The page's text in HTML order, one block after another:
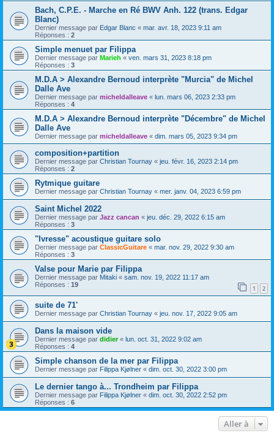
Bach, C.P.E. - Marche en Ré BWV Anh. 122 (trans. Edgar
Blanc)
Dernier message par Edgar Blanc « mar. avr. 18, 2023 9:11 am
Réponses : 2
Simple menuet par Filippa
Dernier message par Marieh « ven. mars 31, 2023 8:18 pm
Réponses : 3
M.D.A > Alexandre Bernoud interprète "Murcia" de Michel
Dalle Ave
Dernier message par micheldalleave « lun. mars 06, 2023 2:33 pm
Réponses : 4
M.D.A > Alexandre Bernoud interprète "Décembre" de Michel
Dalle Ave
Dernier message par micheldalleave « dim. mars 05, 2023 9:34 pm
composition+partition
Dernier message par Christian Tournay « jeu. févr. 16, 2023 2:14 pm
Réponses : 2
Rytmique guitare
Dernier message par Christian Tournay « mer. janv. 04, 2023 6:59 pm
Saint Michel 2022
Dernier message par Jazz cancan « jeu. déc. 29, 2022 6:15 am
Réponses : 3
"Ivresse" acoustique guitare solo
Dernier message par ClassicGuitare « mar. nov. 29, 2022 9:30 am
Réponses : 3
Valse pour Marie par Filippa
Dernier message par Mitaki « sam. nov. 19, 2022 11:17 am
Réponses : 19 1 2
suite de 71'
Dernier message par Christian Tournay « jeu. nov. 17, 2022 9:05 am
Dans la maison vide
Dernier message par didier« lun. oct. 31, 2022 9:02 am
Réponses : 4
Simple chanson de la mer par Filippa
Dernier message par Filippa Kjølner « dim. oct. 30, 2022 3:00 pm
Le dernier tango à... Trondheim par Filippa
Dernier message par Filippa Kjølner « dim. oct. 30, 2022 2:52 pm
Réponses : 6
Aller à